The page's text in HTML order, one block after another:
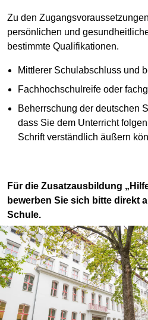
Zu den
persönlichen und
bestimmte Qualifikationen.
Mittlerer Schulabschluss und
Fachhochschulreife oder
Beherrschung der deutschen
dass Sie dem Unterricht
Schrift verständlich äußern
Für die Zusatzausbildung „Hilfe zur Erziehung“
bewerben Sie sich bitte direkt
Schule.